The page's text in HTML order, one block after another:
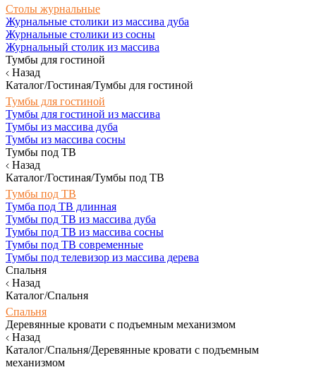
Столы журнальные
Журнальные столики из массива дуба
Журнальные столики из сосны
Журнальный столик из массива
Тумбы для гостиной
Назад
Каталог/Гостиная/Тумбы для гостиной
Тумбы для гостиной
Тумбы для гостиной из массива
Тумбы из массива дуба
Тумбы из массива сосны
Тумбы под ТВ
Назад
Каталог/Гостиная/Тумбы под ТВ
Тумбы под ТВ
Тумба под ТВ длинная
Тумбы под ТВ из массива дуба
Тумбы под ТВ из массива сосны
Тумбы под ТВ современные
Тумбы под телевизор из массива дерева
Спальня
Назад
Каталог/Спальня
Спальня
Деревянные кровати с подъемным механизмом
Назад
Каталог/Спальня/Деревянные кровати с подъемным
механизмом